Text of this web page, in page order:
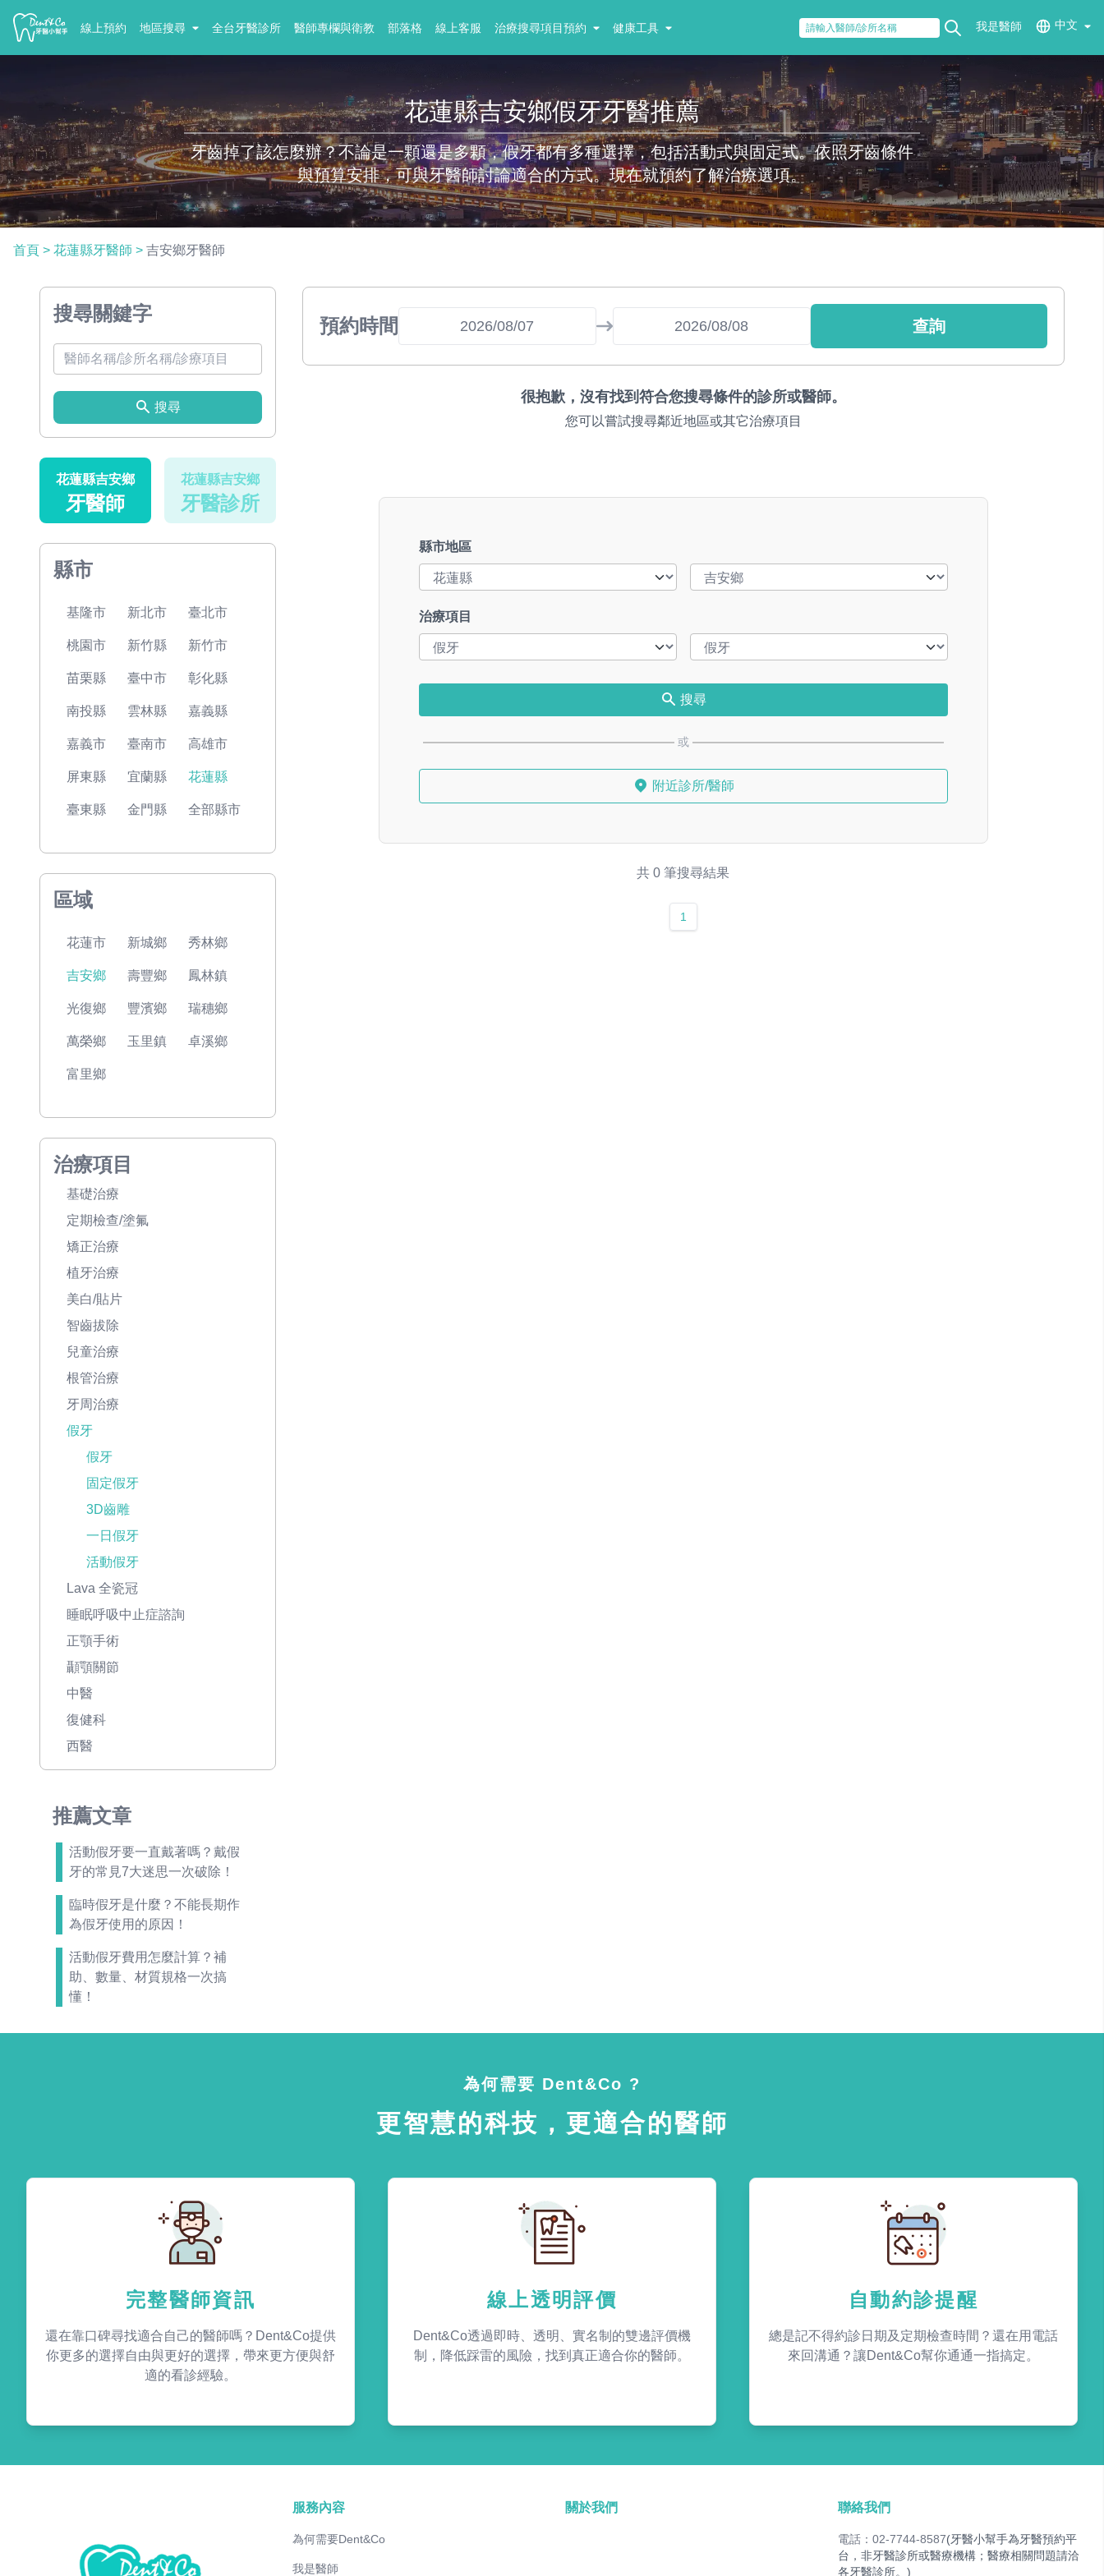
線上預約 地區搜尋 全台牙醫診所 醫師專欄與衛教 部落格 線上客服 治療搜尋項目預約 健康工具 我是醫師 中文
花蓮縣吉安鄉假牙牙醫推薦
牙齒掉了該怎麼辦？不論是一顆還是多顆，假牙都有多種選擇，包括活動式與固定式。依照牙齒條件
與預算安排，可與牙醫師討論適合的方式。現在就預約了解治療選項。
首頁 > 花蓮縣牙醫師 > 吉安鄉牙醫師
搜尋關鍵字
搜尋
花蓮縣吉安鄉
牙醫師
花蓮縣吉安鄉
牙醫診所
縣市
基隆市 新北市 臺北市
桃園市 新竹縣 新竹市
苗栗縣 臺中市 彰化縣
南投縣 雲林縣 嘉義縣
嘉義市 臺南市 高雄市
屏東縣 宜蘭縣 花蓮縣
臺東縣 金門縣 全部縣市
區域
花蓮市 新城鄉 秀林鄉
吉安鄉 壽豐鄉 鳳林鎮
光復鄉 豐濱鄉 瑞穗鄉
萬榮鄉 玉里鎮 卓溪鄉
富里鄉
治療項目
基礎治療
定期檢查/塗氟
矯正治療
植牙治療
美白/貼片
智齒拔除
兒童治療
根管治療
牙周治療
假牙
假牙
固定假牙
3D齒雕
一日假牙
活動假牙
Lava 全瓷冠
睡眠呼吸中止症諮詢
正顎手術
顳顎關節
中醫
復健科
西醫
推薦文章
活動假牙要一直戴著嗎？戴假
牙的常見7大迷思一次破除！
臨時假牙是什麼？不能長期作
為假牙使用的原因！
活動假牙費用怎麼計算？補
助、數量、材質規格一次搞
懂！
預約時間 查詢
很抱歉，沒有找到符合您搜尋條件的診所或醫師。
您可以嘗試搜尋鄰近地區或其它治療項目
縣市地區
治療項目
搜尋
或
附近診所/醫師
共 0 筆搜尋結果
1
為何需要 Dent&Co ?
更智慧的科技，更適合的醫師
完整醫師資訊
還在靠口碑尋找適合自己的醫師嗎？Dent&Co提供
你更多的選擇自由與更好的選擇，帶來更方便與舒
適的看診經驗。
線上透明評價
Dent&Co透過即時、透明、實名制的雙邊評價機
制，降低踩雷的風險，找到真正適合你的醫師。
自動約診提醒
總是記不得約診日期及定期檢查時間？還在用電話
來回溝通？讓Dent&Co幫你通通一指搞定。
服務內容
為何需要Dent&Co
我是醫師
關於我們 聯絡我們
電話：02-7744-8587(牙醫小幫手為牙醫預約平
台，非牙醫診所或醫療機構；醫療相關問題請洽
各牙醫診所。)